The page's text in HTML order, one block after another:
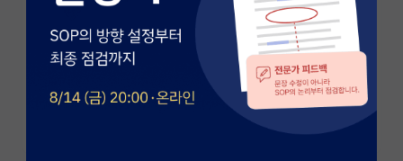
오픈랩 전체보기
PI 회원 신청
커뮤니티
박진수
서울대학교 경영학과
jinsoo@snu.ac.kr
https://idslabblog.wordpress.com/